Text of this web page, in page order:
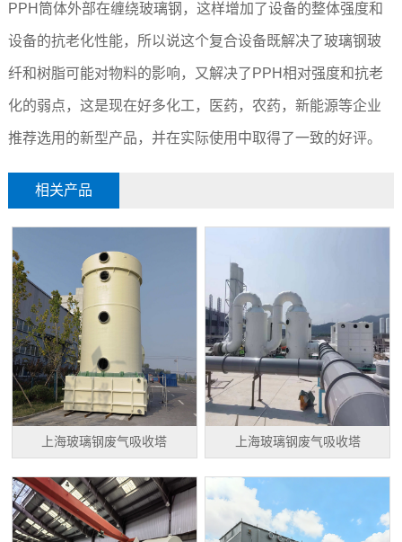
PPH筒体外部在缠绕玻璃钢，这样增加了设备的整体强度和
设备的抗老化性能，所以说这个复合设备既解决了玻璃钢玻
纤和树脂可能对物料的影响，又解决了PPH相对强度和抗老
化的弱点，这是现在好多化工，医药，农药，新能源等企业
推荐选用的新型产品，并在实际使用中取得了一致的好评。
相关产品
上海玻璃钢废气吸收塔 上海玻璃钢废气吸收塔